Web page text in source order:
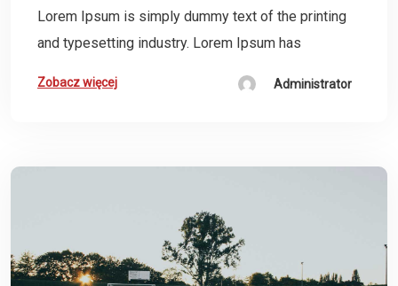
Lorem Ipsum is simply dummy text of the printing
and typesetting industry. Lorem Ipsum has
Zobacz więcej Administrator